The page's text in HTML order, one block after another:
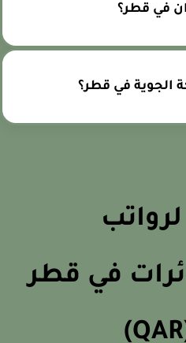
في قطر؟
في قطر؟
في قطر